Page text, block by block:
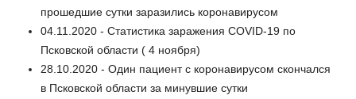
прошедшие сутки заразились коронавирусом
04.11.2020 - Статистика заражения COVID-19 по
Псковской области ( 4 ноября)
28.10.2020 - Один пациент с коронавирусом скончался
в Псковской области за минувшие сутки